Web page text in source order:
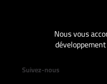
Nous vous
Suivez-nous